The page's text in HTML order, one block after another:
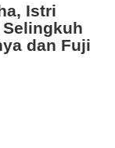
Istri
dan Fuji